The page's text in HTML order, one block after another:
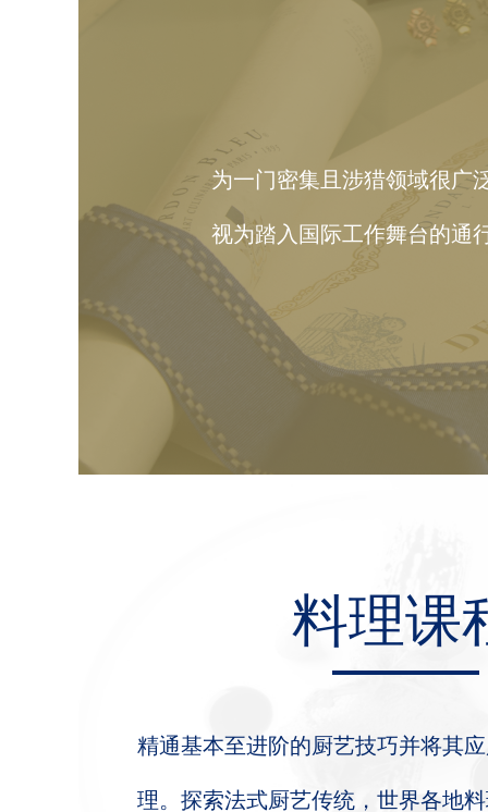
为一门密集且涉猎领域很广
视为踏入国际工作舞台的通
料理课
精通基本至进阶的厨艺技巧并将其
理。探索法式厨艺传统，世界各地